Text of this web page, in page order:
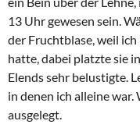
13 Uhr gewesen sein.
der Fruchtblase, weil
hatte, dabei platzte sie
Elends sehr belustigte.
in denen ich alleine
ausgelegt.